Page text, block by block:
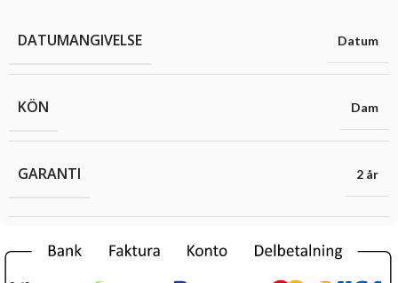
DATUMANGIVELSE Datum
KÖN Dam
GARANTI 2 år